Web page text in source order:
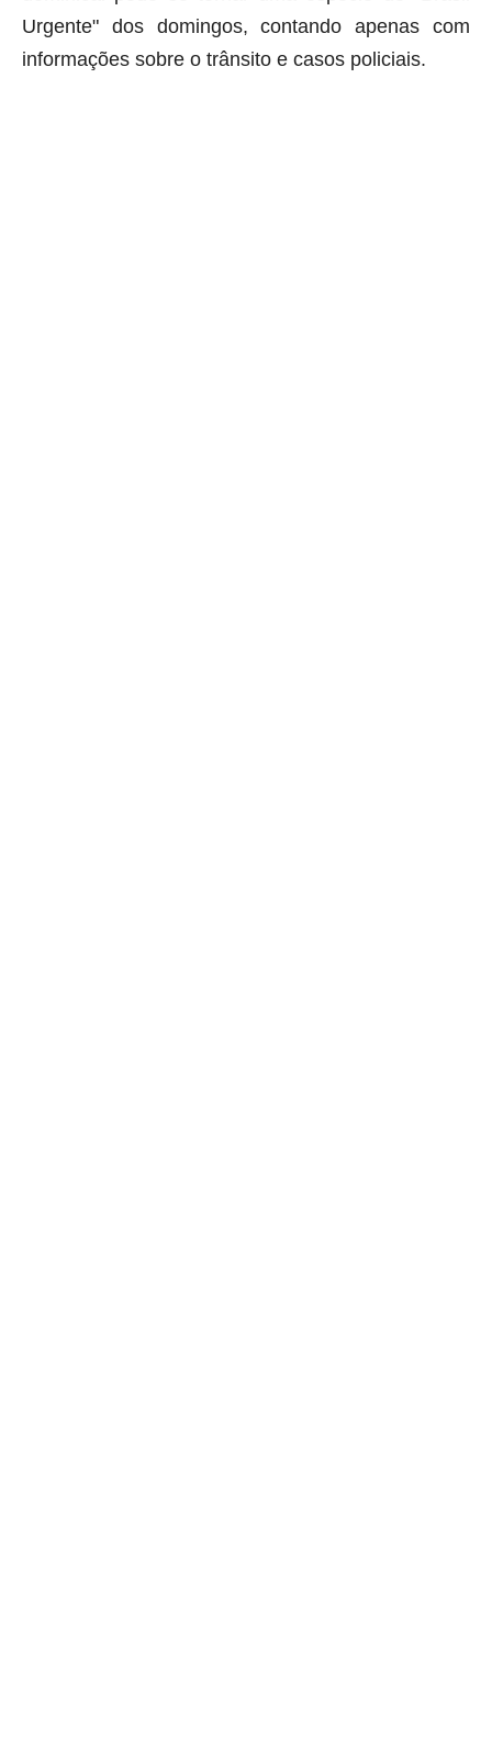
Urgente" dos domingos, contando apenas com
informações sobre o trânsito e casos policiais.